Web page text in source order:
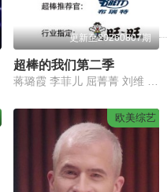
更新至20260807期
超棒的我们第二季
欧美综艺